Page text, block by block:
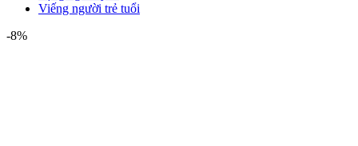
Viếng người trẻ tuổi
-8%